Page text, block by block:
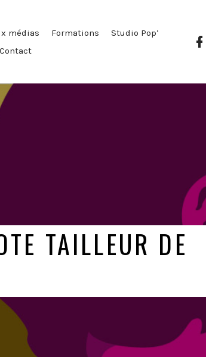
médias Formations
Studio Pop’
Contact
TAILLEUR DE